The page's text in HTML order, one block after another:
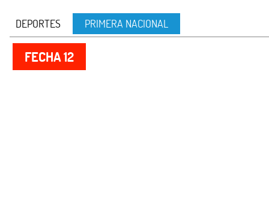
DEPORTES PRIMERA NACIONAL
FECHA 12